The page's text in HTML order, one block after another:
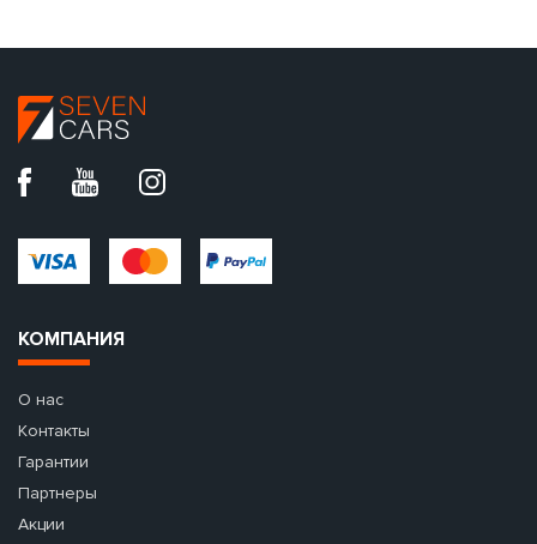
КОМПАНИЯ
О нас
Контакты
Гарантии
Партнеры
Акции